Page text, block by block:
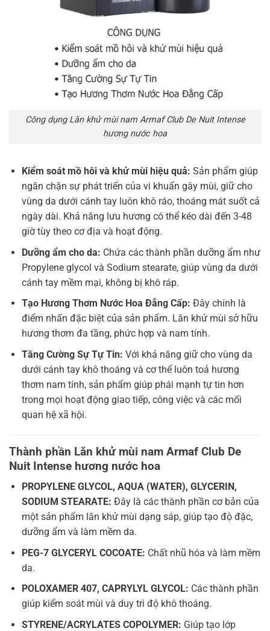
Công dụng Lăn khử mùi nam Armaf Club De Nuit Intense
hương nước hoa
Kiểm soát mồ hôi và khử mùi hiệu quả: Sản phẩm giúp
ngăn chặn sự phát triển của vi khuẩn gây mùi, giữ cho
vùng da dưới cánh tay luôn khô ráo, thoáng mát suốt cả
ngày dài. Khả năng lưu hương có thể kéo dài đến 3-48
giờ tùy theo cơ địa và hoạt động.
Dưỡng ẩm cho da: Chứa các thành phần dưỡng ẩm như
Propylene glycol và Sodium stearate, giúp vùng da dưới
cánh tay mềm mại, không bị khô ráp.
Tạo Hương Thơm Nước Hoa Đẳng Cấp: Đây chính là
điểm nhấn đặc biệt của sản phẩm. Lăn khử mùi sở hữu
hương thơm đa tầng, phức hợp và nam tính.
Tăng Cường Sự Tự Tin: Với khả năng giữ cho vùng da
dưới cánh tay khô thoáng và cơ thể luôn toả hương
thơm nam tính, sản phẩm giúp phái mạnh tự tin hơn
trong mọi hoạt động giao tiếp, công việc và các mối
quan hệ xã hội.
Thành phần Lăn khử mùi nam Armaf Club De
Nuit Intense hương nước hoa
PROPYLENE GLYCOL, AQUA (WATER), GLYCERIN,
SODIUM STEARATE: Đây là các thành phần cơ bản của
một sản phẩm lăn khử mùi dạng sáp, giúp tạo độ đặc,
dưỡng ẩm và làm mềm da.
PEG-7 GLYCERYL COCOATE: Chất nhũ hóa và làm mềm
da.
POLOXAMER 407, CAPRYLYL GLYCOL: Các thành phần
giúp kiểm soát mùi và duy trì độ khô thoáng.
STYRENE/ACRYLATES COPOLYMER: Giúp tạo lớp